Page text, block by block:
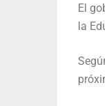
El
la